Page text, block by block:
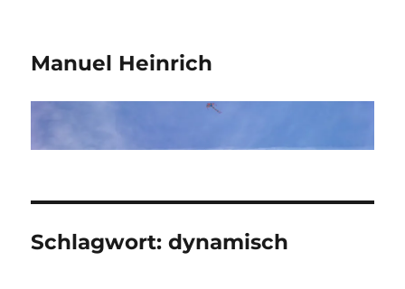
Manuel Heinrich
Schlagwort:dynamisch